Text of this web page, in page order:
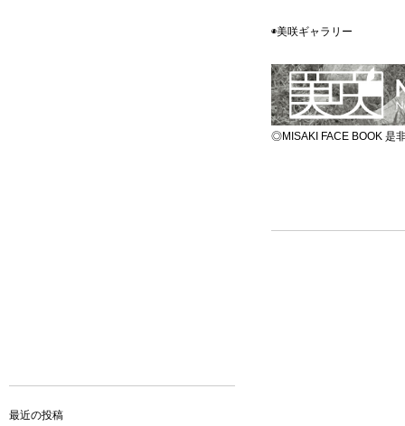
◉美咲ギャラ
◎MISAKI FACE BOOK 是
最近の投稿